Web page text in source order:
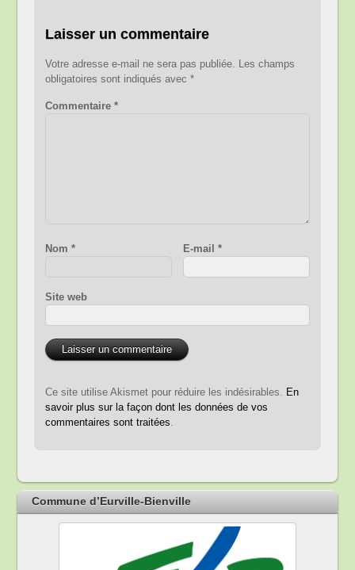
Laisser un commentaire
Votre adresse e-mail ne sera pas publiée. Les champs
obligatoires sont indiqués avec*
Commentaire*
Nom* E-mail *
Site web
Ce site utilise Akismet pour réduire les indésirables.
En
savoir plus sur la façon dont les données de vos
commentaires sont traitées
Commune d’Eurville-Bienville